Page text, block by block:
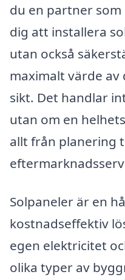
du en partner
dig att installera
utan också
maximalt värde
sikt. Det handlar
utan om en
allt från planering
Solpaneler är en
kostnadseffektiv
egen elektricitet
olika typer av